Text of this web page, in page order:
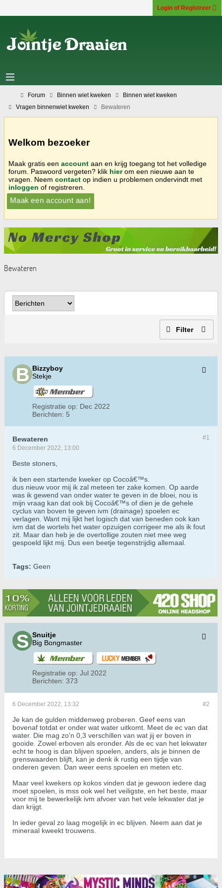
Login of Registreer
Forum Binnen wiet kweken
Binnen wiet kweken
Vragen binnenwiet kweken
Bewateren
Welkom bezoeker
Maak gratis een account aan en krijg toegang tot het volledige
forum. Paswoord vergeten? klik hierom een nieuwe aan te
vragen. Neem contact op indien u problemen ondervindt met
inloggen of registreren.
Maak een account aan!
Bewateren
Filter
Bizzyboy
Stekje
Registratie op: Dec 2022
Berichten: 5
#1
Bewateren
6 December 2022, 13:00
Beste stoners,
ik ben een startende kweker op Cocoâ€™s.
dus nieuw voor mij ik zal meteen ter zake komen. Op aarde
was ik gewend van onder water te geven in de bloei, nou is
mijn vraag kan dat ook bij Cocoâ€™s of dien je de gehele
cyclus van boven te geven ivm (drainage) spoelen ec
verlagen. Want mij lijkt het logisch dat van beneden ook kan
ivm dat de wortels het water opzuigen corrigeer me als ik fout
zit. Maar dan heb je de overtollige zouten niet mee weg
gespoeld lijkt mij. Dus een beetje tegenstrijdig allemaal.
Tags: Geen
Snuitje
Big Bongmaster
Registratie op: Jul 2022
Berichten: 373
#2
6 December 2022, 13:32
Je kan de gulden middenweg proberen. Geef eens van
bovenaf totdat er onder wat water uitkomt. Meet de ec van dat
water. Die mag zo'n 0,3 verschillen van wat jij er boven in
gooide. Zowel erboven als eronder. Als de ec van het lekwater
echt te hoog is dan blijven spoelen, anders, als je binnen de
grenswaarden blijft, kan je denk ik rustig een tijdje van
onderen geven. Dan weer eens spoelen en meten etc.
Maar veel kwekers op kokos vinden dat je gewoon iedere dag
moet spoelen, is mss ook wel het veiligste, en het beste, maar
voor mij te bewerkelijk ivm afvoer van het vele lekwater dat je
dan krijgt.
In ieder geval zo laag mogelijk in ec blijven. Neem aan dat je
mineraal kweekt trouwens.